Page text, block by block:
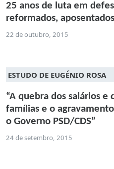
25 anos de luta em
reformados,
22 de outubro, 2015
ESTUDO DE EUGÉNIO ROSA
“A quebra dos salários e
famílias e o
o Governo PSD/CDS”
24 de setembro, 2015